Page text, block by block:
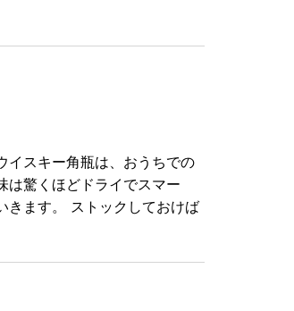
イスキー角瓶は、おうちでの
は驚くほどドライでスマー
きます。 ストックしておけば